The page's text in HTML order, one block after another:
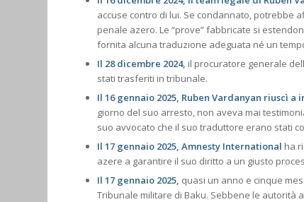
accuse contro di lui. Se condannato, potrebbe
penale azero. Le “prove” fabbricate si
fornita alcuna traduzione adeguata né un
Il 28 dicembre 2024, il procuratore generale
stati trasferiti in tribunale.
Il 16 gennaio 2025, Ruben Vardanyan riuscì
giorno del suo arresto, non aveva mai
suo avvocato che il suo traduttore erano stati
Il 17 gennaio 2025, Amnesty International ha
azere a garantire il suo diritto a un giusto
Il 17 gennaio 2025, quasi un anno e cinque
Tribunale militare di Baku. Sebbene le autorità